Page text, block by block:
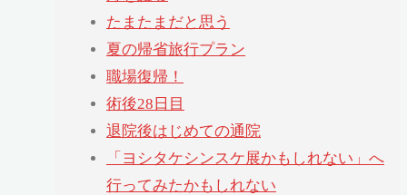
たまたまだと思う
夏の帰省旅行プラン
職場復帰！
術後28日目
退院後はじめての通院
「ヨシタケシンスケ展かもしれない」へ
行ってみたかもしれない